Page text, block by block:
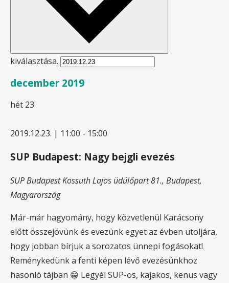
kiválasztása.
december 2019
hét 23
2019.12.23. | 11:00 - 15:00
SUP Budapest: Nagy bejgli evezés
SUP BudapestKossuth Lajos üdülőpart 81., Budapest,
Magyarország
Már-már hagyomány, hogy közvetlenül Karácsony
előtt összejövünk és evezünk egyet az évben utoljára,
hogy jobban bírjuk a sorozatos ünnepi fogásokat!
Reménykedünk a fenti képen lévő evezésünkhoz
hasonló tájban 😁 Legyél SUP-os, kajakos, kenus vagy